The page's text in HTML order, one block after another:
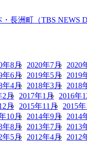
長洲町（TBS NEWS
年8月 2020年7月 2020
年6月 2019年5月 2019
年4月 2018年3月 2018
2月 2017年1月 2016年
月 2015年11月 2015
10月 2014年9月 2014
年8月 2013年7月 2013
年5月 2012年4月 2012